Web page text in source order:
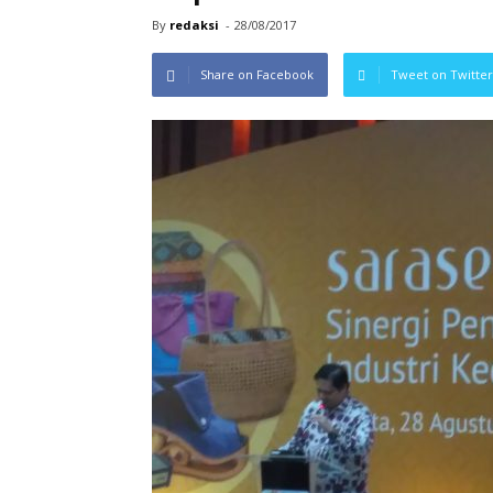
By redaksi - 28/08/2017
Share on Facebook Tweet on Twitter